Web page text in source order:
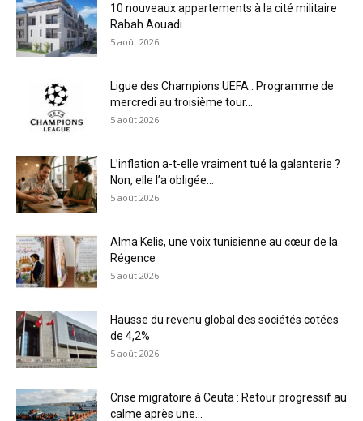
10 nouveaux appartements à la cité militaire
Rabah Aouadi
5 août 2026
Ligue des Champions UEFA : Programme de
mercredi au troisième tour...
5 août 2026
L’inflation a-t-elle vraiment tué la galanterie ?
Non, elle l’a obligée...
5 août 2026
Alma Kelis, une voix tunisienne au cœur de la
Régence
5 août 2026
Hausse du revenu global des sociétés cotées
de 4,2%
5 août 2026
Crise migratoire à Ceuta : Retour progressif au
calme après une...